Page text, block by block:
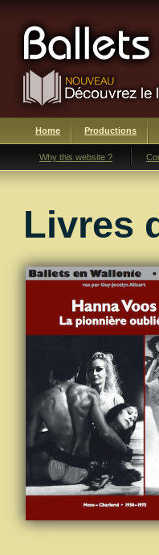
Home Productions
Why this website ?
Livres